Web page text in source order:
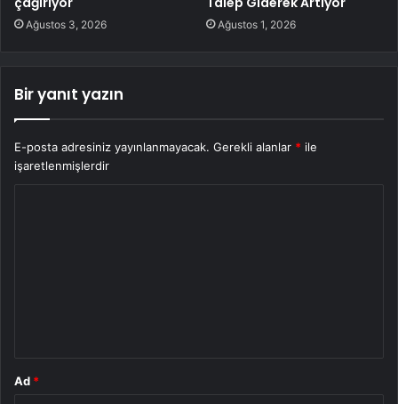
Ağustos 3, 2026 Ağustos 1, 2026
Bir yanıt yazın
E-posta adresiniz yayınlanmayacak. Gerekli alanlar * ile
işaretlenmişlerdir
Ad *